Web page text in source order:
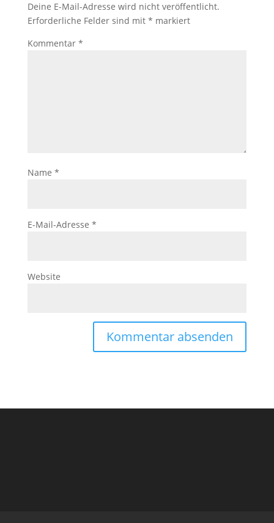
Deine E-Mail-Adresse wird nicht veröffentlicht.
Erforderliche Felder sind mit * markiert
Kommentar *
Name *
E-Mail-Adresse *
Website